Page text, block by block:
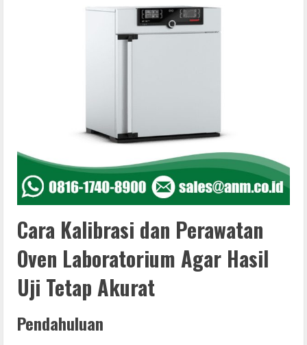
Cara Kalibrasi dan Perawatan
Oven Laboratorium Agar Hasil
Uji Tetap Akurat
Pendahuluan